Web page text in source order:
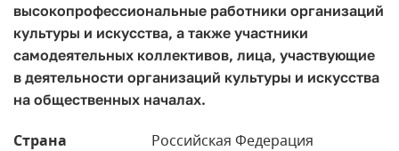
высокопрофессиональные работники организаций
культуры и искусства, а также участники
самодеятельных коллективов, лица, участвующие
в деятельности организаций культуры и искусства
на общественных началах.
Страна
Российская Федерация